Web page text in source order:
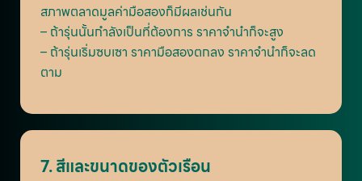
สภาพตลาดมูลค่ามือสองก็มีผลเช่นกัน
– ถ้ารุ่นนั้นกำลังเป็นที่ต้องการ ราคาจำนำก็จะสูง
– ถ้ารุ่นเริ่มซบเซา ราคามือสองตกลง ราคาจำนำก็จะลด
ตาม
7. สีและขนาดของตัวเรือน